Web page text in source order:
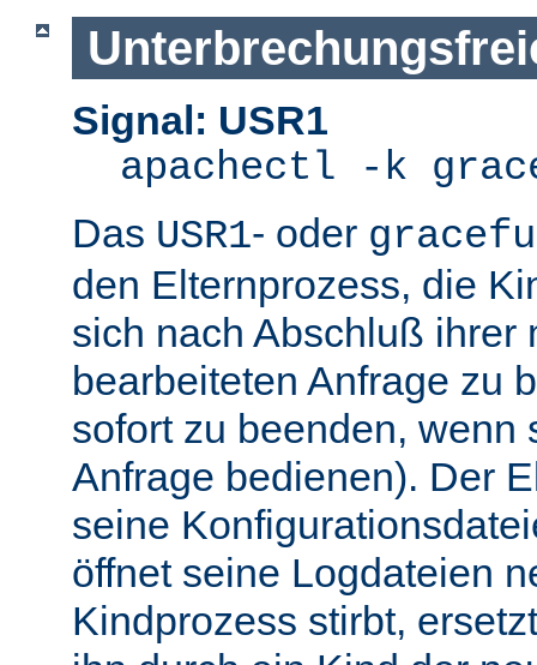
Signal: USR1
apachectl -k
Das USR1- oder
den Elternprozess, die
sich nach Abschluß ihrer
bearbeiteten Anfrage zu
sofort zu beenden, wenn
Anfrage bedienen). Der
seine
öffnet seine Logdateien
Kindprozess stirbt,